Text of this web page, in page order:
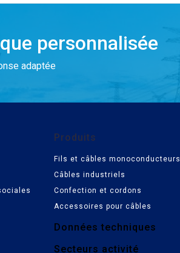
personnalisée
adaptée
Produits
Fils et câbles monoconducteurs
Câbles industriels
Confection et cordons
Accessoires pour câbles
Données techniques
Secteurs activité